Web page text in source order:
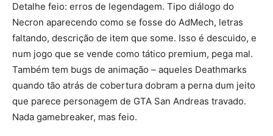
Detalhe feio: erros de legendagem. Tipo diálogo do
Necron aparecendo como se fosse do AdMech, letras
faltando, descrição de item que some. Isso é descuido, e
num jogo que se vende como tático premium, pega mal.
Também tem bugs de animação – aqueles Deathmarks
quando tão atrás de cobertura dobram a perna dum jeito
que parece personagem de GTA San Andreas travado.
Nada gamebreaker, mas feio.